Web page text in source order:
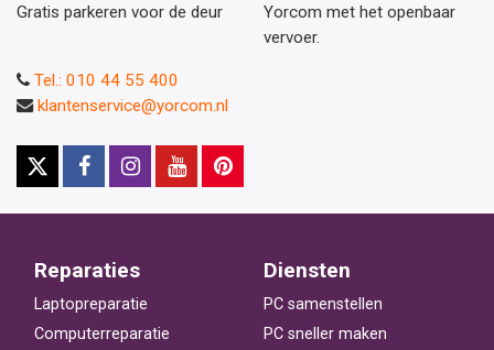
Gratis parkeren voor de deur
Yorcom met het openbaar
vervoer.
Tel.: 010 44 55 400
klantenservice@yorcom.nl
Reparaties
Laptopreparatie
Computerreparatie
Diensten
PC samenstellen
PC sneller maken